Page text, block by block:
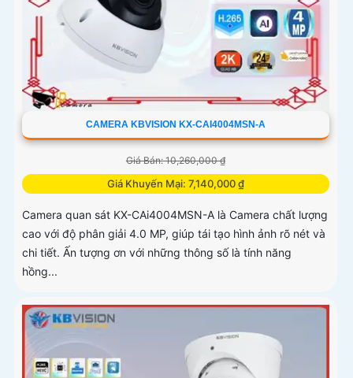
CAMERA KBVISION KX-CAI4004MSN-A
Giá Bán: 10,260,000 ₫
Giá Khuyến Mại: 7,140,000 ₫
Camera quan sát KX-CAi4004MSN-A là Camera chất lượng
cao với độ phân giải 4.0 MP, giúp tái tạo hình ảnh rõ nét và
chi tiết. Ấn tượng ơn với những thông số là tính năng
hồng...